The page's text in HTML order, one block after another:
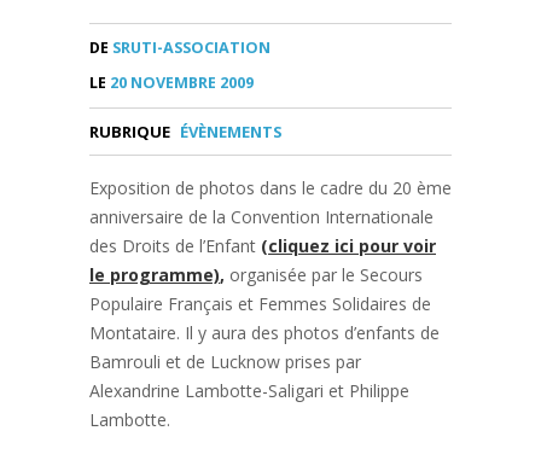
DE SRUTI-ASSOCIATION
LE 20 NOVEMBRE 2009
RUBRIQUE ÉVÈNEMENTS
Exposition de photos dans le cadre du 20 ème
anniversaire de la Convention Internationale
des Droits de l’Enfant (cliquez ici pour voir
le programme), organisée par le Secours
Populaire Français et Femmes Solidaires de
Montataire. Il y aura des photos d’enfants de
Bamrouli et de Lucknow prises par
Alexandrine Lambotte-Saligari et Philippe
Lambotte.